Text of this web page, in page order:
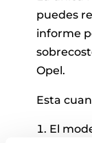
puedes
informe
Opel.
Esta
El